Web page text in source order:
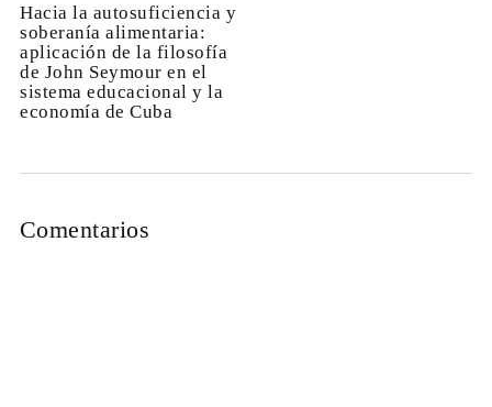
Hacia la autosuficiencia y
soberanía alimentaria:
aplicación de la filosofía
de John Seymour en el
sistema educacional y la
economía de Cuba
Comentarios